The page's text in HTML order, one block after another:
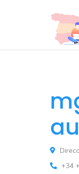
+34